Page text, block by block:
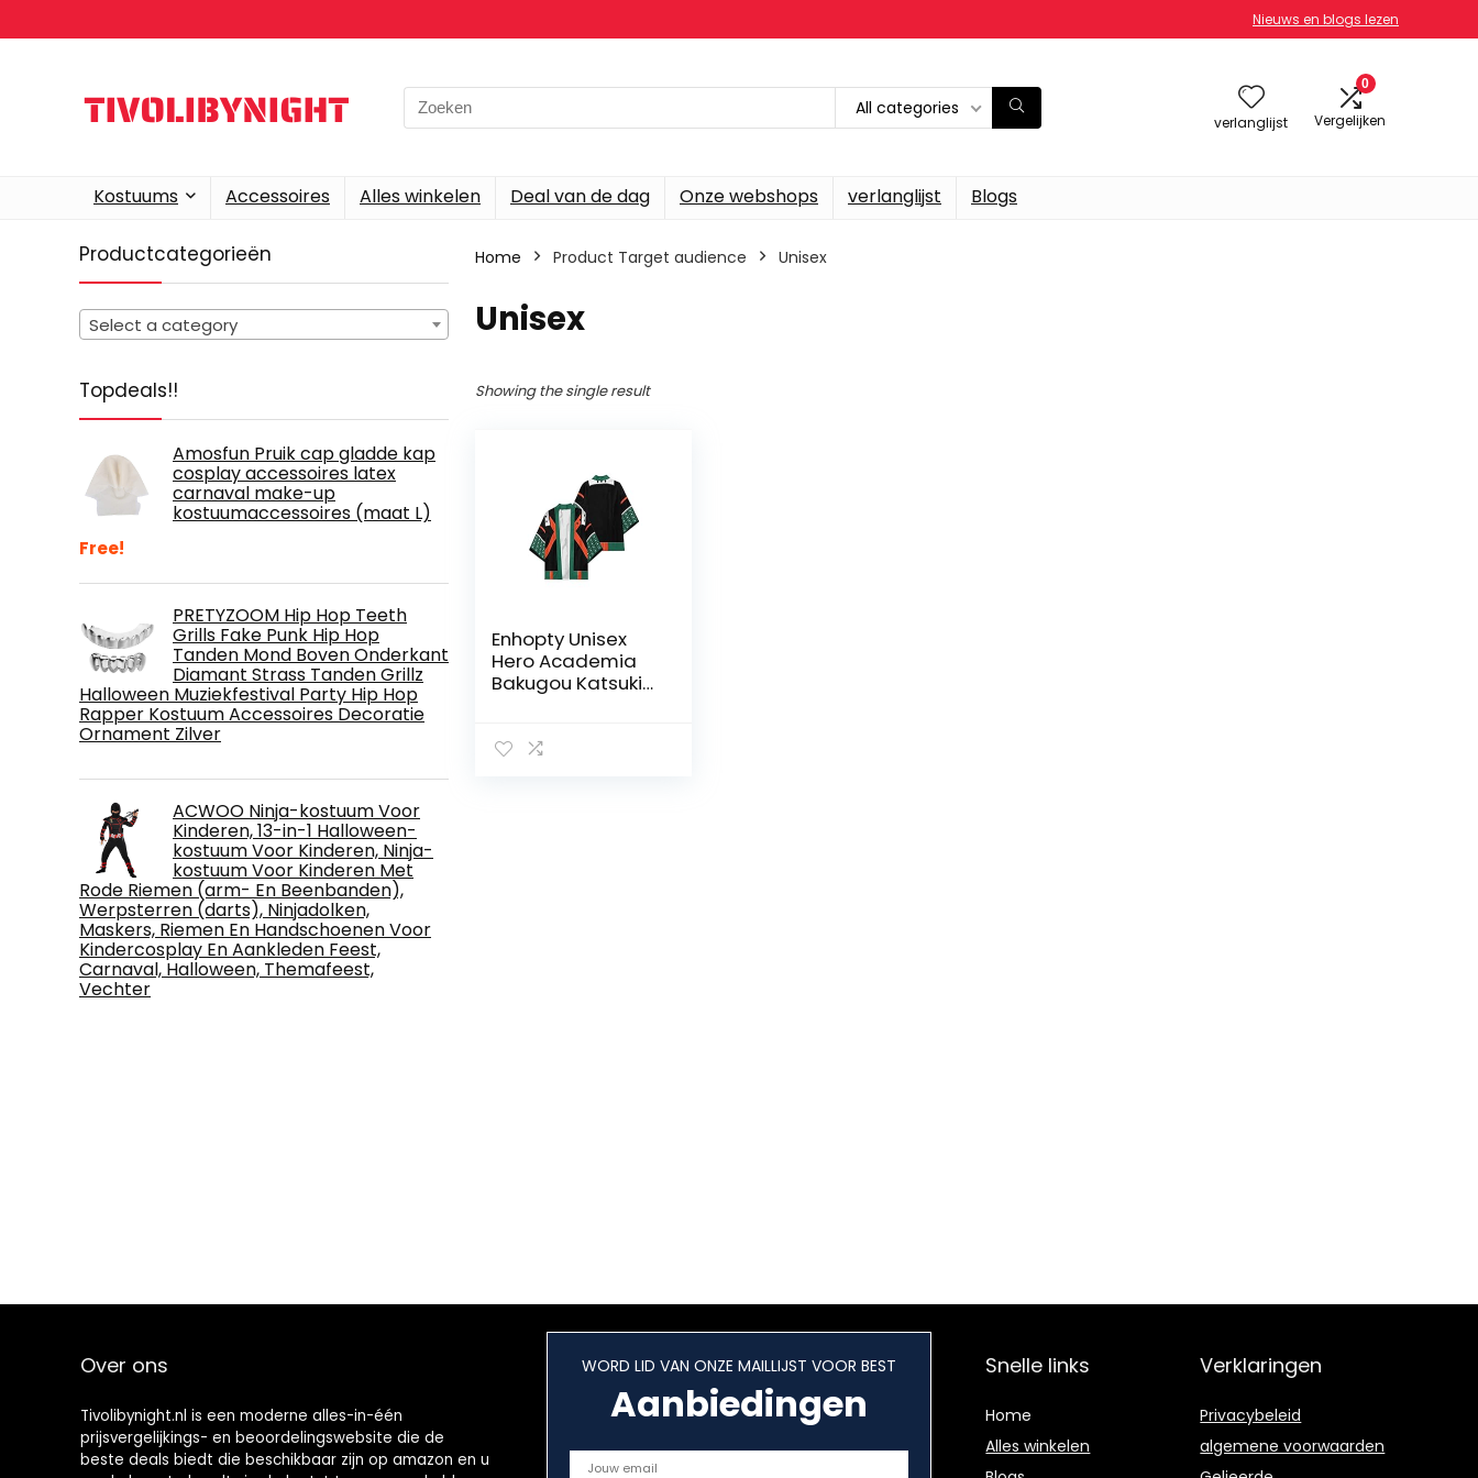
Nieuws en blogs lezen
Search
for:
All categories
verlanglijst
0
Vergelijken
Kostuums Accessoires Alles winkelen Deal van de dag Onze webshops verlanglijst Blogs
Productcategorieën
Select a category
Topdeals!!
Amosfun Pruik cap gladde kap
cosplay accessoires latex
carnaval make-up
kostuumaccessoires (maat L)
Free!
PRETYZOOM Hip Hop Teeth
Grills Fake Punk Hip Hop
Tanden Mond Boven Onderkant
Diamant Strass Tanden Grillz
Halloween Muziekfestival Party Hip Hop
Rapper Kostuum Accessoires Decoratie
Ornament Zilver
ACWOO Ninja-kostuum Voor
Kinderen, 13-in-1 Halloween-
kostuum Voor Kinderen, Ninja-
kostuum Voor Kinderen Met
Rode Riemen (arm- En Beenbanden),
Werpsterren (darts), Ninjadolken,
Maskers, Riemen En Handschoenen Voor
Kindercosplay En Aankleden Feest,
Carnaval, Halloween, Themafeest,
Vechter
Home Product Target audience ‎Unisex
‎Unisex
Showing the single result
Enhopty Unisex
Hero Academia
Bakugou Katsuki
Jacket Halloween
Over ons
Tivolibynight.nl is een moderne alles-in-één
prijsvergelijkings- en beoordelingswebsite die de
beste deals biedt die beschikbaar zijn op amazon en u
WORD LID VAN ONZE MAILLIJST VOOR BEST
Aanbiedingen
Snelle links
Home
Alles winkelen
Verklaringen
Privacybeleid
algemene voorwaarden